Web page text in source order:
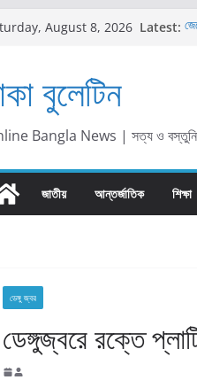
August 8, 2026 Latest:
বুলেটিন
Bangla News | সত্য ও
জাতীয় আন্তর্জাতিক শিক্ষা
ডেঙ্গু জ্বর
ডেঙ্গুজ্বরে রক্তে